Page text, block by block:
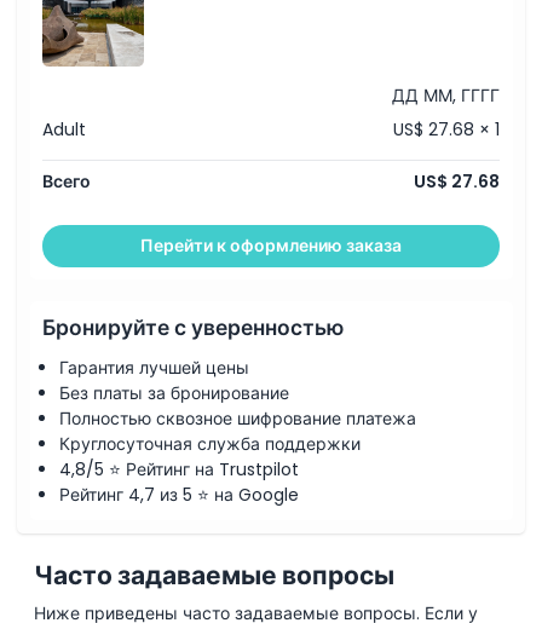
Исключения
Часы работы
Местоположение
Политика отмены
ДД ММ, ГГГГ
Adult
US$ 27.68 × 1
Всего US$ 27.68
Перейти к оформлению заказа
Бронируйте с уверенностью
Гарантия лучшей цены
Без платы за бронирование
Полностью сквозное шифрование платежа
Круглосуточная служба поддержки
4,8/5 ⭐ Рейтинг на Trustpilot
Рейтинг 4,7 из 5 ⭐ на Google
Часто задаваемые вопросы
Ниже приведены часто задаваемые вопросы. Если у